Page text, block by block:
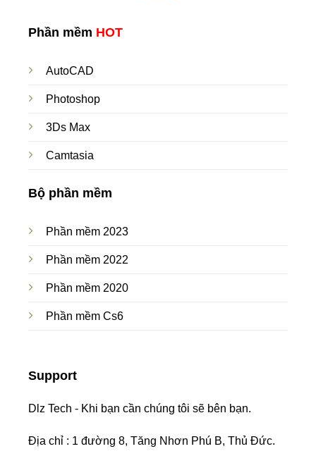
Phần mềm HOT
AutoCAD
Photoshop
3Ds Max
Camtasia
Bộ phần mềm
Phần mềm 2023
Phần mềm 2022
Phần mềm 2020
Phần mềm Cs6
Support
Dlz Tech - Khi bạn cần chúng tôi sẽ bên bạn.
Địa chỉ : 1 đường 8, Tăng Nhơn Phú B, Thủ Đức.